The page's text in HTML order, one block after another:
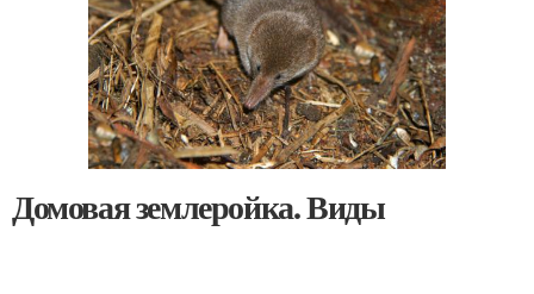
Домовая землеройка. Виды